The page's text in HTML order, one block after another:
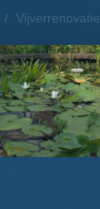
Vijverrenovatie